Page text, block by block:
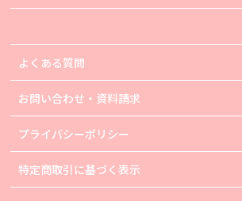
よくある質問
お問い合わせ・資料請求
プライバシーポリシー
特定商取引に基づく表示